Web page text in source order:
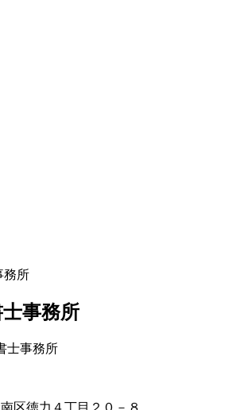
務所
事務所
区徳力４丁目２０－８